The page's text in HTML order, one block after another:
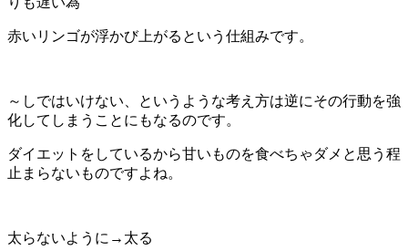
赤いリンゴが浮かび上がるという仕組みです。
～しではいけない、というような考え方は逆にその行動を強
化してしまうことにもなるのです。
ダイエットをしているから甘いものを食べちゃダメと思う程
止まらないものですよね。
太らないように→太る